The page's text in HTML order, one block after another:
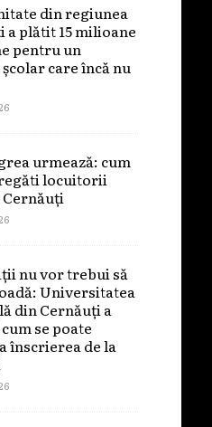
din regiunea
a plătit 15 milioane
pentru un
care încă nu
urmează: cum
locuitorii
nu vor trebui să
Universitatea
din Cernăuți a
se poate
înscrierea de la